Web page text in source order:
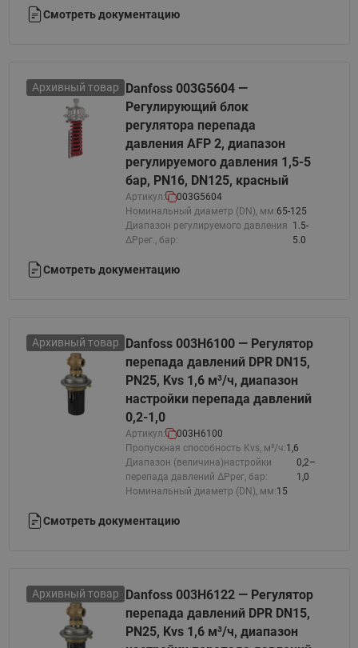
Смотреть документацию
Архивный товар
Danfoss 003G5604 —
Регулирующий блок
регулятора перепада
давления AFP 2, диапазон
регулируемого давления 1,5-5
бар, PN16, DN125, красный
Артикул:
003G5604
Номинальный диаметр (DN), мм:65-125
Диапазон регулируемого давления
ΔPрег., бар:
1.5-
5.0
Смотреть документацию
Архивный товар
Danfoss 003H6100 — Регулятор
перепада давлений DPR DN15,
PN25, Kvs 1,6 м³/ч, диапазон
настройки перепада давлений
0,2-1,0
Артикул:
003H6100
Пропускная способность Kvs, м³/ч:1,6
Диапазон (величина)настройки
перепада давлений ΔРрег, бар:
0,2–
1,0
Номинальный диаметр (DN), мм:15
Смотреть документацию
Архивный товар
Danfoss 003H6122 — Регулятор
перепада давлений DPR DN15,
PN25, Kvs 1,6 м³/ч, диапазон